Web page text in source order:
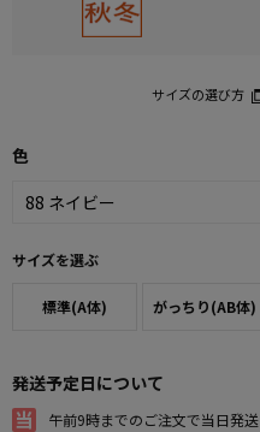
サイズの選び方
色
サイズを選ぶ
標準(A体) がっちり(AB体)
発送予定日について
午前9時までのご注文で当日発送